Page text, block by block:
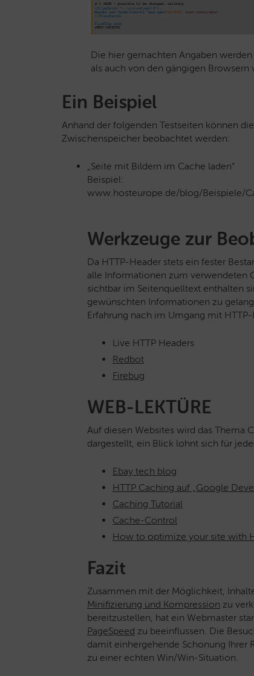
Die hier gemachten Angaben
als auch von den gängigen Browsern
Ein Beispiel
Anhand der folgenden Testseiten können
Zwischenspeicher beobachtet werden:
„Seite mit Bildern im Cache laden“
Beispiel:
www.hosteurope.de/blog/Beispiele/
Werkzeuge zur
Da HTTP-Header stets ein fester
alle Informationen zum verwendeten
sichtbar im Seitenquelltext enthalten
gewünschten Informationen zu
Erfahrung nach im Umgang mit
Live HTTP Headers
Redbot
Firebug
WEB-LEKTÜRE
Auf diesen Websites wird das Thema
dargestellt, ein Blick lohnt sich für
Ebay tech blog
HTTP Caching auf „Google
Caching Tutorial
Cache-Control
How to optimize your site with
Fazit
Zusammen mit der Möglichkeit,
Minifizierung und Kompression zu
bereitzustellen, hat ein Webmaster
PageSpeed zu beeinflussen. Die
damit einhergehende Schonung Ihrer
zu einer echten Win/Win-Situation.